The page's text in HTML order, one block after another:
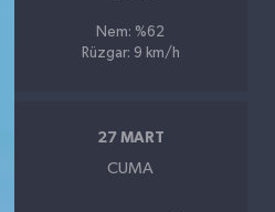
Nem: %62
Rüzgar: 9 km/h
27 MART
CUMA